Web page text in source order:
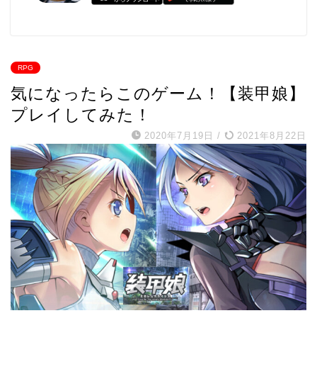
RPG
気になったらこのゲーム！【装甲娘】
プレイしてみた！
2020年7月19日 / 2021年8月22日